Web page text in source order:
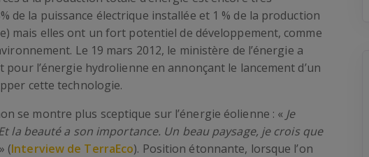
de la puissance électrique installée et 1 % de la production
mais elles ont un fort potentiel de développement, comme
Le 19 mars 2012, le ministère de l’énergie a
l’énergie hydrolienne en annonçant le lancement d’un
cette technologie.
se montre plus sceptique sur l’énergie éolienne : « Je
la beauté a son importance. Un beau paysage, je crois que
(Interview de TerraEco). Position étonnante, lorsque l’on